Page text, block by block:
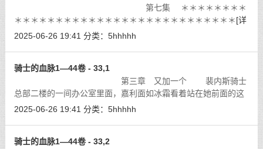
第七集 ＊＊＊＊＊＊＊＊
＊＊＊＊＊＊＊＊＊＊＊＊＊＊＊＊＊＊＊＊＊＊＊＊＊＊＊[详
细]
2025-06-26 19:41 分类： 5hhhhh
骑士的血脉1—44卷 - 33,1
第三章 又加一个 裴内斯骑士
总部二楼的一间办公室里面，嘉利面如冰霜看着站在她前面的这
个人。[详细]
2025-06-26 19:41 分类： 5hhhhh
骑士的血脉1—44卷 - 33,2